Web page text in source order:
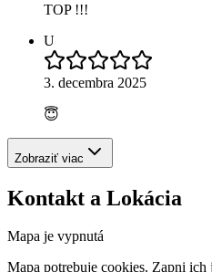
TOP !!!
U
3. decembra 2025
😇
Zobraziť viac
Kontakt a Lokácia
Mapa je vypnutá
Mapa potrebuje cookies. Zapni